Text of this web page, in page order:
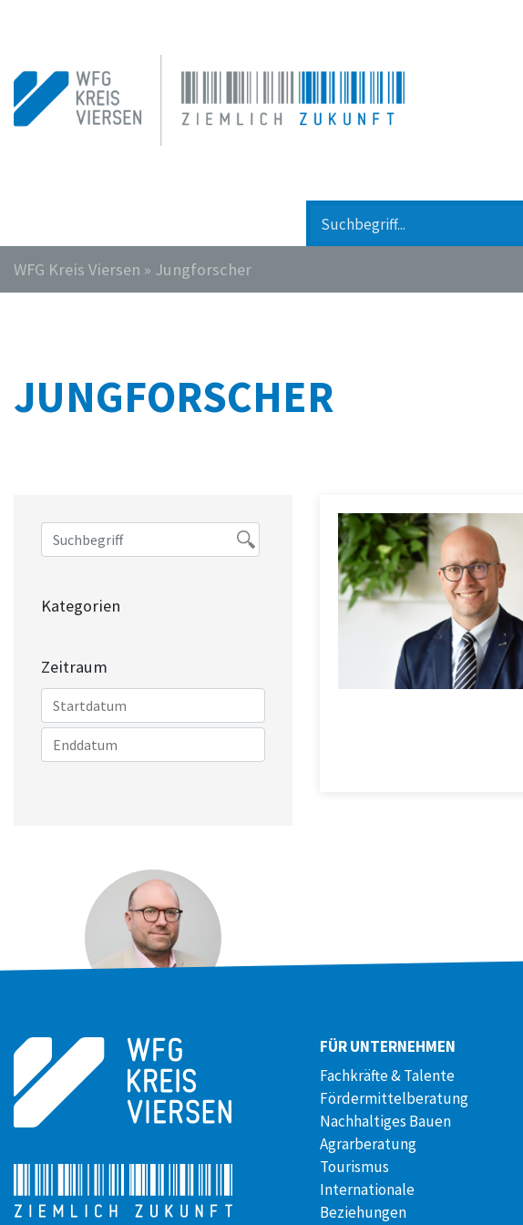
WFG Kreis Viersen » Jungforscher
JUNGFORSCHER
Kategorien
Zeitraum
DANIEL BOSS
Pressesprecher
+49 (0)173 / 29 05507
FÜR UNTERNEHMEN
Fachkräfte & Talente
Fördermittelberatung
Nachhaltiges Bauen
Agrarberatung
Tourismus
Internationale
Beziehungen